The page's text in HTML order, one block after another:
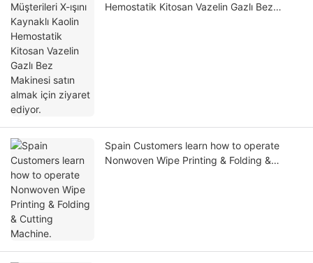
Hemostatik Kitosan Vazelin Gazlı Bez
Spain Customers learn how to operate
Nonwoven Wipe Printing & Folding &